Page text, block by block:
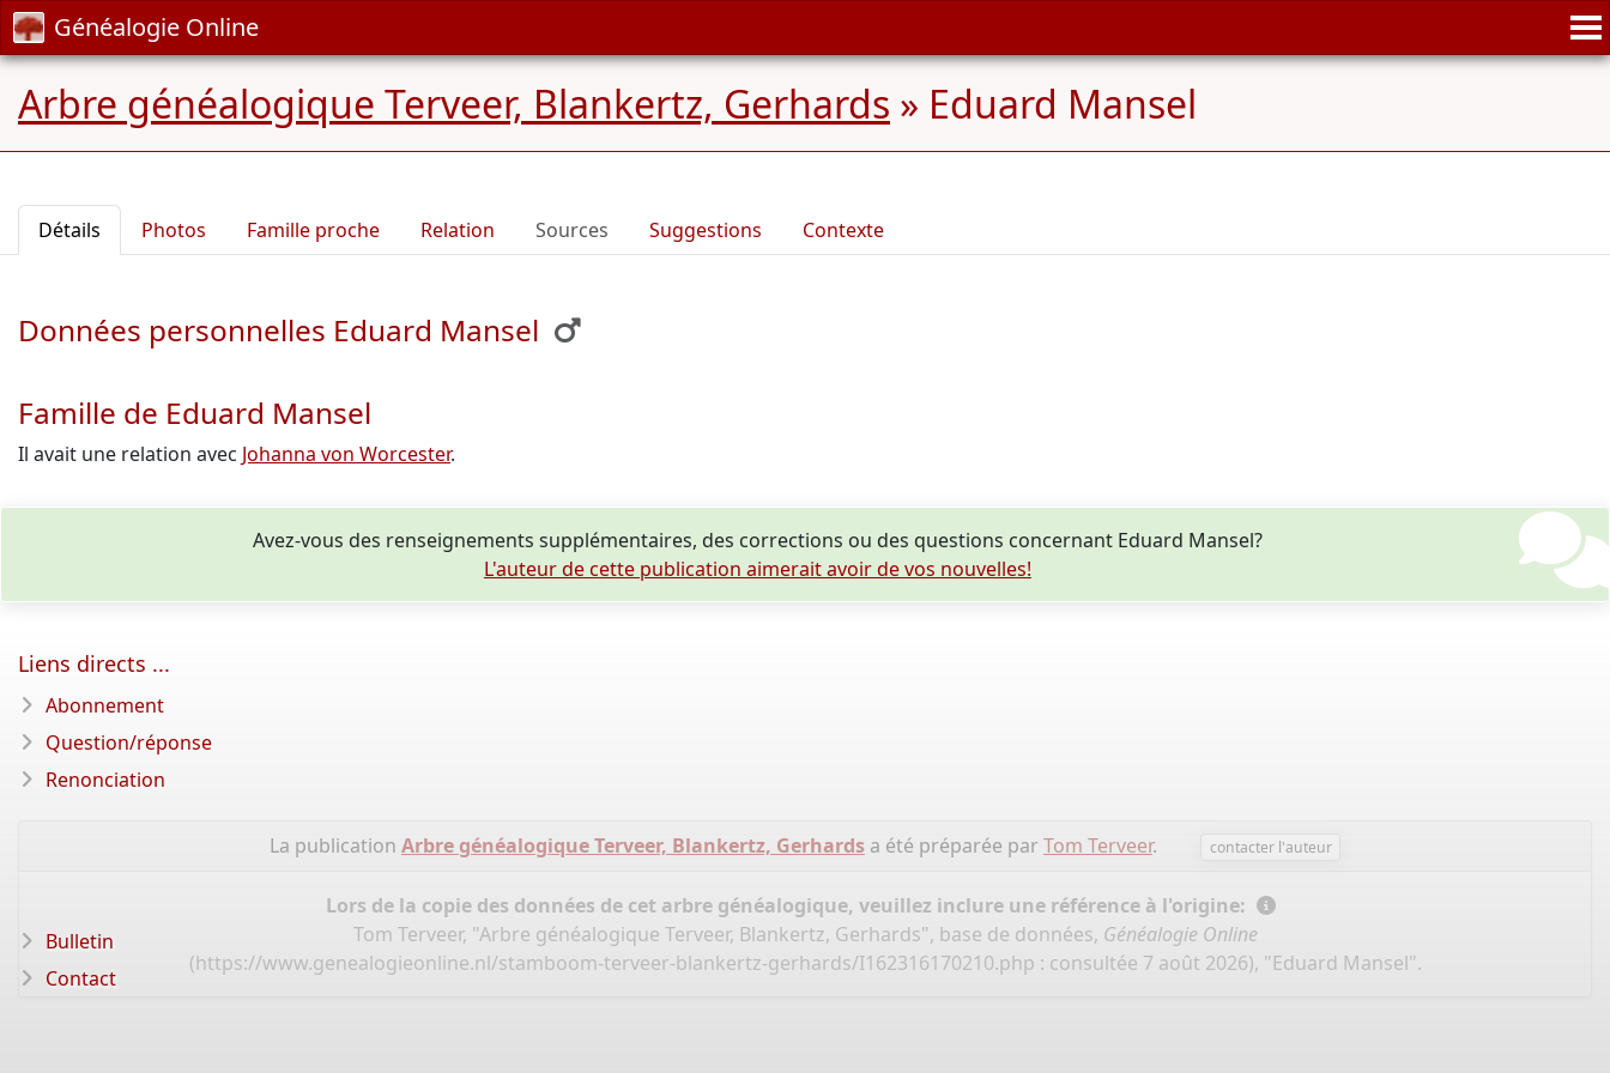
Généalogie Online
Arbre généalogique Terveer, Blankertz, Gerhards » Eduard Mansel
Détails Photos Famille proche Relation Sources Suggestions Contexte
Données personnelles Eduard Mansel
Famille de Eduard Mansel
Il avait une relation avec Johanna von Worcester.
Avez-vous des renseignements supplémentaires, des corrections ou des questions concernant Eduard Mansel?
L'auteur de cette publication aimerait avoir de vos nouvelles!
La publication Arbre généalogique Terveer, Blankertz, Gerhardsa été préparée par Tom Terveer. contacter l'auteur
Lors de la copie des données de cet arbre généalogique, veuillez inclure une référence à l'origine:
Tom Terveer, "Arbre généalogique Terveer, Blankertz, Gerhards", base de données, Généalogie Online
(https://www.genealogieonline.nl/stamboom-terveer-blankertz-gerhards/I162316170210.php : consultée 7 août 2026), "Eduard Mansel".
Liens directs ...
Abonnement
Question/réponse
Renonciation
Bulletin
Contact